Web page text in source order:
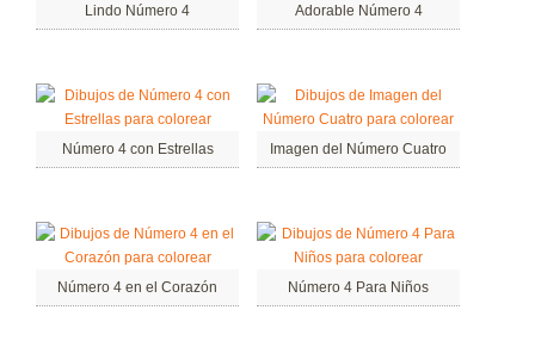
Lindo Número 4 Adorable Número 4
Número 4 con Estrellas Imagen del Número Cuatro
Número 4 en el Corazón Número 4 Para Niños